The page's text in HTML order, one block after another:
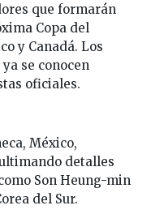
que formarán
Copa del
y Canadá. Los
se conocen
oficiales.
México,
detalles
Son Heung-min
del Sur.